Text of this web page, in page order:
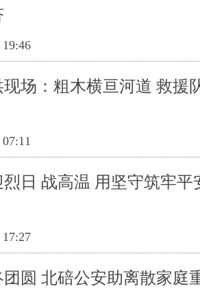
场：粗木横亘河道 救援
日 战高温 用坚守筑牢平
圆 北碚公安助离散家庭